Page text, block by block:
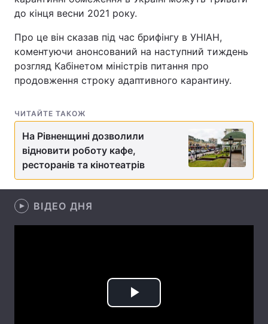
Економіка Світ
Спорт Наука
Техно і зв'язок
Зброя Інциденти
Здоров'я
Цікавинки Погода
Екологія Регіони
Лонгріди
Відео з Youtube Статті
Вакансії
до кінця весни 2021 року.
Про це він сказав під час брифінгу в УНІАН,
коментуючи анонсований на наступний тиждень
розгляд Кабінетом міністрів питання про
продовження строку адаптивного карантину.
ЧИТАЙТЕ ТАКОЖ
На Рівненщині дозволили
відновити роботу кафе,
ресторанів та кінотеатрів
ВІДЕО ДНЯ
Play